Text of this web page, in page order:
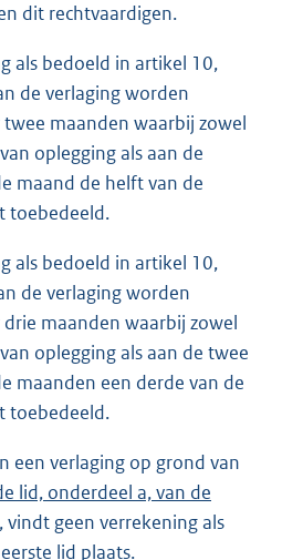
dit rechtvaardigen.
als bedoeld in artikel 10,
de verlaging worden
maanden waarbij zowel
oplegging als aan de
maand de helft van de
toebedeeld.
als bedoeld in artikel 10,
de verlaging worden
maanden waarbij zowel
oplegging als aan de twee
maanden een derde van de
toebedeeld.
een verlaging op grond van
lid, onderdeel a, van de
, vindt geen verrekening als
lid plaats.